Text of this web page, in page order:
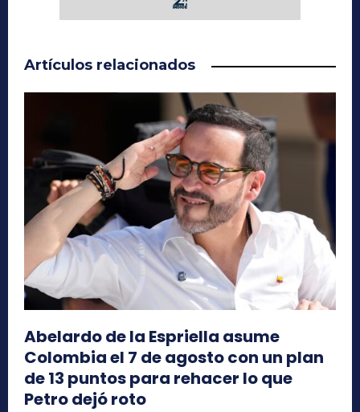
Artículos relacionados
Abelardo de la Espriella asume
Colombia el 7 de agosto con un plan
de 13 puntos para rehacer lo que
Petro dejó roto